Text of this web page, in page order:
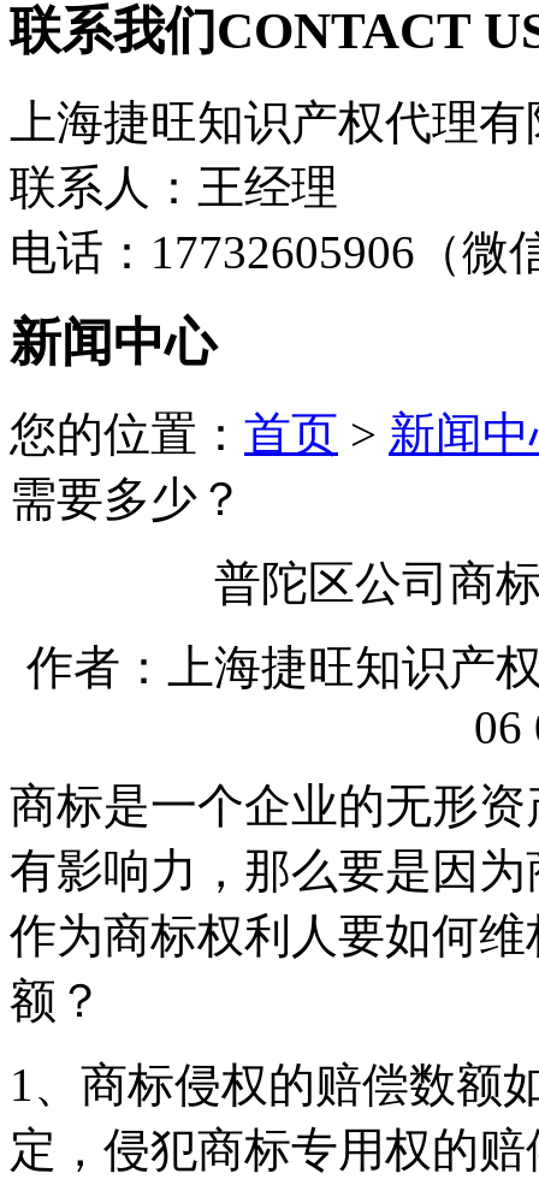
联系我们CONTACT
上海捷旺知识产权代理
联系人：王经理
电话：17732605906（微
新闻中心
您的位置： 首页 > 新闻
需要多少？
普陀区公司商
作者：上海捷旺知识产
06
商标是一个企业的无形
有影响力，那么要是因
作为商标权利人要如何
额？
1、商标侵权的赔偿数额
定，侵犯商标专用权的